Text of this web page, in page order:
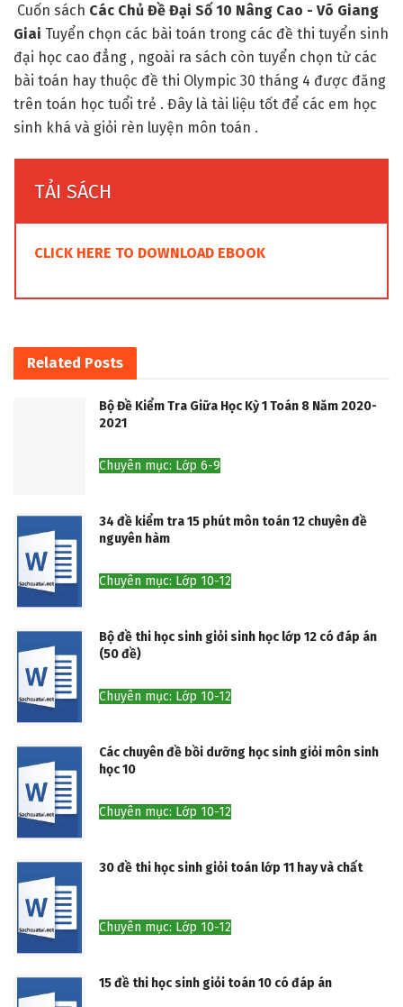
Cuốn sách Các Chủ Đề Đại Số 10 Nâng Cao - Võ Giang
Giai Tuyển chọn các bài toán trong các đề thi tuyển sinh
đại học cao đẳng , ngoài ra sách còn tuyển chọn từ các
bài toán hay thuộc đề thi Olympic 30 tháng 4 được đăng
trên toán học tuổi trẻ . Đây là tài liệu tốt để các em học
sinh khá và giỏi rèn luyện môn toán .
TẢI SÁCH
CLICK HERE TO DOWNLOAD EBOOK
Related Posts
Bộ Đề Kiểm Tra Giữa Học Kỳ 1 Toán 8 Năm 2020-
2021
Chuyên mục: Lớp 6-9
34 đề kiểm tra 15 phút môn toán 12 chuyên đề
nguyên hàm
Chuyên mục: Lớp 10-12
Bộ đề thi học sinh giỏi sinh học lớp 12 có đáp án
(50 đề)
Chuyên mục: Lớp 10-12
Các chuyên đề bồi dưỡng học sinh giỏi môn sinh
học 10
Chuyên mục: Lớp 10-12
30 đề thi học sinh giỏi toán lớp 11 hay và chất
Chuyên mục: Lớp 10-12
15 đề thi học sinh giỏi toán 10 có đáp án